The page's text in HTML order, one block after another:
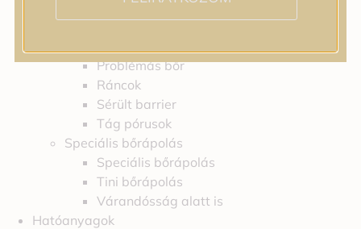
Feszességvesztés
Problémás bőr
Ráncok
Sérült barrier
Tág pórusok
Speciális bőrápolás
Speciális bőrápolás
Tini bőrápolás
Várandósság alatt is
Hatóanyagok